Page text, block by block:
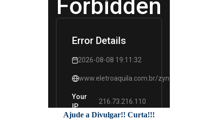
Ajude a Divulgar!! Curta!!!